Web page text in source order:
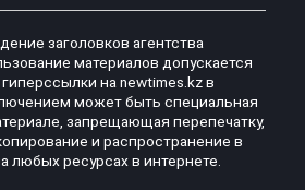
заголовков агентства
материалов допускается
на newtimes.kz в
может быть специальная
запрещающая перепечатку,
и распространение в
любых ресурсах в интернете.